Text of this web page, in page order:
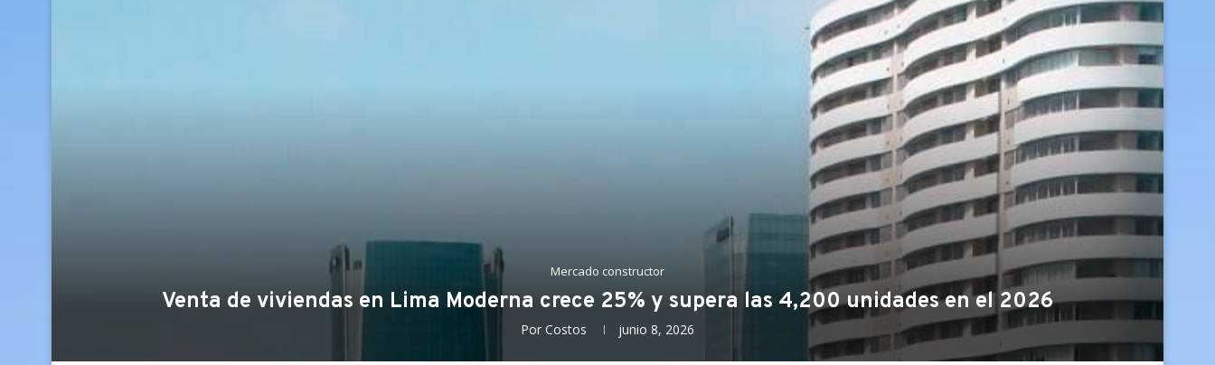
Mercado constructor
Venta de viviendas en Lima Moderna crece 25% y supera las 4,200 unidades en el 2026
Por Costos junio 8, 2026